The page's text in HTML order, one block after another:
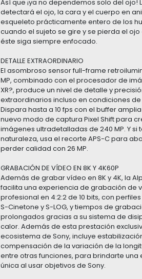
Así que ¡ya no dependemos solo del ojo!
detectará el ojo, la cara y el cuerpo en
esqueleto prácticamente entero de los
cuando el sujeto se gire y se pierda el
éste siga siempre enfocado.
DETALLE EXTRAORDINARIO
El asombroso sensor full-frame
MP, combinado con el procesador de
XR?, produce un nivel de detalle y
extraordinarios incluso en condiciones
Dispara hasta a 10 fps con el buffer
nuevo modo de captura Pixel Shift para
imágenes ultradetalladas de 240 MP. Y si
naturaleza, usa el recorte APS-C para
perder calidad con 26 MP.
GRABACIÓN DE VÍDEO EN 8K Y 4K60P
Además de grabar vídeo en 8K y 4K, la
facilita una experiencia de grabación de
profesional en 4:2:2 de 10 bits, con
S-Cinetone y S-LOG, y tiempos de
prolongados gracias a su sistema de
calor. Además de esta prestación
ecosistema de Sony, incluye
compensación de la variación de la
entre otras funciones, para brindarte una
única al usar objetivos de Sony.